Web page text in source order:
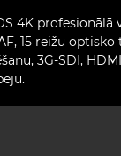
4K profesionālā
15 reižu
3G-SDI,